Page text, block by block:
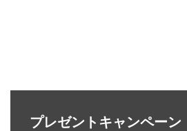
プレゼントキャンペーン